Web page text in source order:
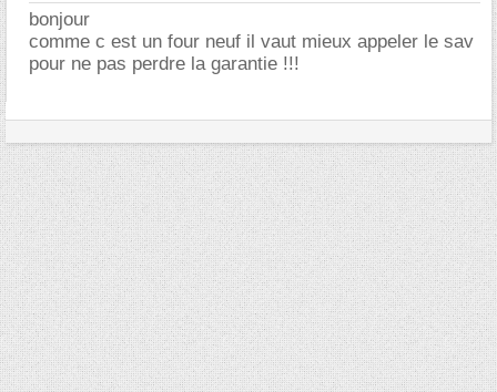
bonjour
comme c est un four neuf il vaut mieux appeler le sav
pour ne pas perdre la garantie !!!